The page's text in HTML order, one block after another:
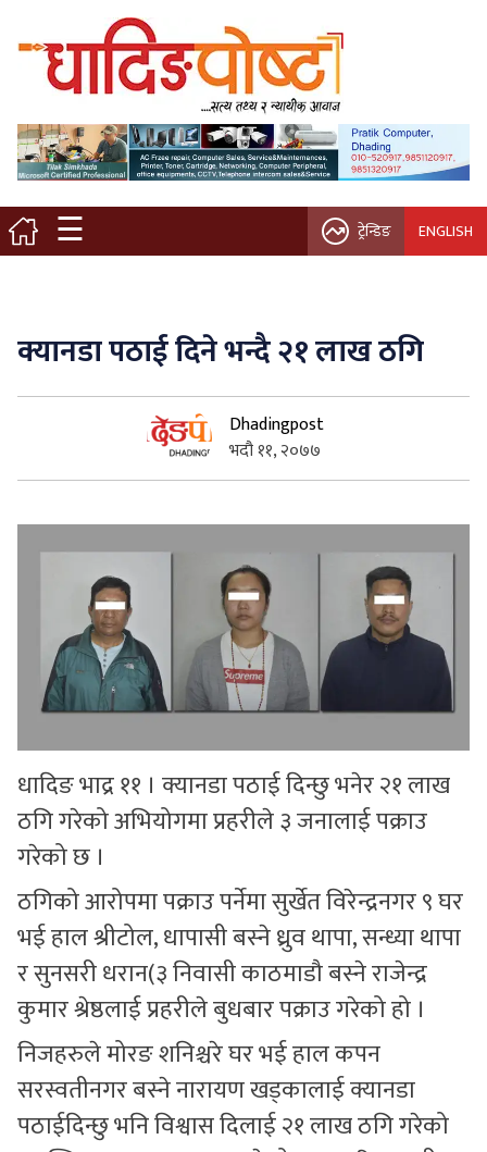
☰
मुख्य पृष्ठ
स्थानीय समाचार
विचार / ब्लग
नगर/गाउँ पालिका
प्रवास
सुचनाहरु
ट्रेन्डिङ ENGLISH
क्यानडा पठाई दिने भन्दै २१ लाख ठगि
Dhadingpost
भदौ ११, २०७७
धादिङ भाद्र ११ । क्यानडा पठाई दिन्छु भनेर २१ लाख
ठगि गरेको अभियोगमा प्रहरीले ३ जनालाई पक्राउ
गरेको छ ।
ठगिको आरोपमा पक्राउ पर्नेमा सुर्खेत विरेन्द्रनगर ९ घर
भई हाल श्रीटोल, धापासी बस्ने ध्रुव थापा, सन्ध्या थापा
र सुनसरी धरान(३ निवासी काठमाडौ बस्ने राजेन्द्र
कुमार श्रेष्ठलाई प्रहरीले बुधबार पक्राउ गरेको हो ।
निजहरुले मोरङ शनिश्चरे घर भई हाल कपन
सरस्वतीनगर बस्ने नारायण खड्कालाई क्यानडा
पठाईदिन्छु भनि विश्वास दिलाई २१ लाख ठगि गरेको